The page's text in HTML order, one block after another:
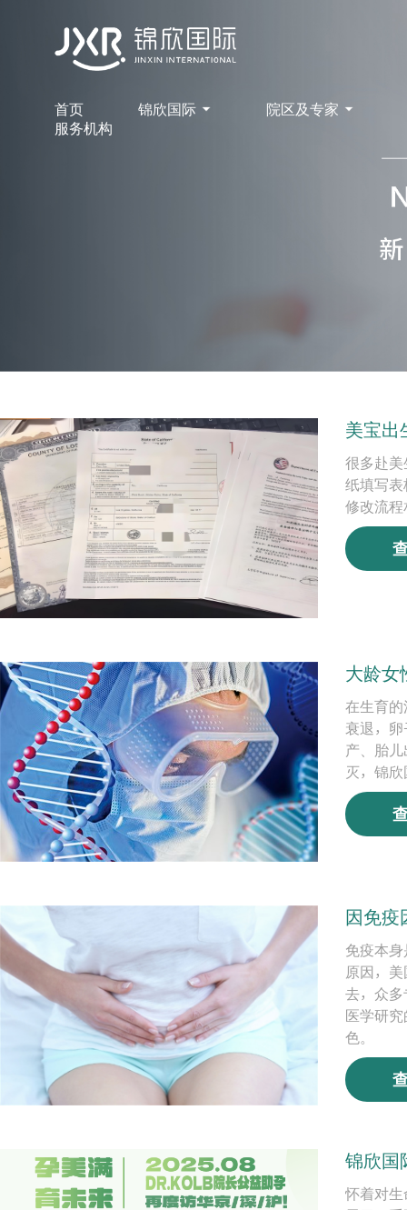
首页 锦欣国际
院区及专家
服务机构
美宝出
很多赴美
纸填写表
修改流程
大龄女
在生育的
衰退，
产、胎
灭，锦
因免疫
免疫本
原因，
去，众多
医学研
色。
锦欣国
怀着对生